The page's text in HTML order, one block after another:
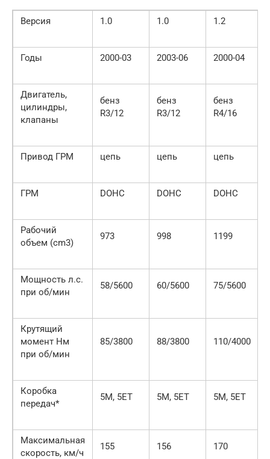
Версия 1.0 1.0 1.2
Годы 2000-03 2003-06 2000-04
Двигатель,
цилиндры,
клапаны
бенз
R3/12
бенз
R3/12
бенз
R4/16
Привод ГРМ цепь цепь цепь
ГРМ DOHC DOHC DOHC
Рабочий
объем (cm3)
973 998 1199
Мощность л.с.
при об/мин
58/5600 60/5600 75/5600
Крутящий
момент Нм
при об/мин
85/3800 88/3800 110/4000
Коробка
передач*
5M, 5ET 5M, 5ET 5M, 5ET
Максимальная
скорость, км/ч
155 156 170